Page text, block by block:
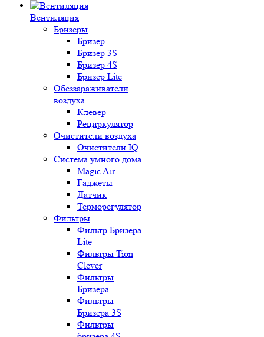
Вентиляция
Бризеры
Бризер
Бризер 3S
Бризер 4S
Бризер Lite
Обеззараживатели
воздуха
Клевер
Рециркулятор
Очистители воздуха
Очистители IQ
Система умного дома
Magic Air
Гаджеты
Датчик
Терморегулятор
Фильтры
Фильтр Бризера
Lite
Фильтры Tion
Clever
Фильтры
Бризера
Фильтры
Бризера 3S
Фильтры